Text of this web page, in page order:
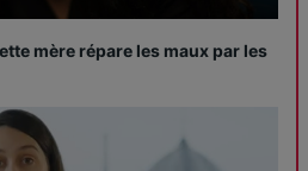
mère répare les maux par les